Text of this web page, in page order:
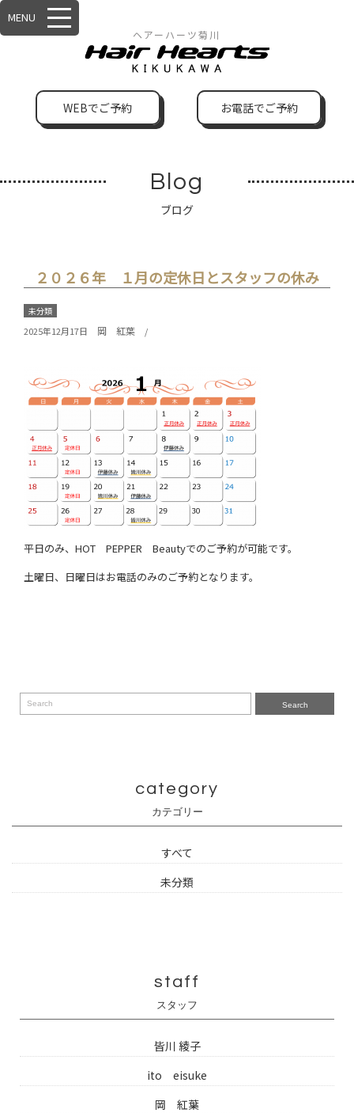
ヘアーハーツ菊川
WEBでご予約 お電話でご予約
MENU
Blog
ブログ
２０２６年 １月の定休日とスタッフの休み
未分類
2025年12月17日 岡 紅葉 /
平日のみ、HOT PEPPER Beautyでのご予約が可能です。
土曜日、日曜日はお電話のみのご予約となります。
Search
category
カテゴリー
すべて
未分類
staff
スタッフ
皆川 綾子
ito eisuke
岡 紅葉